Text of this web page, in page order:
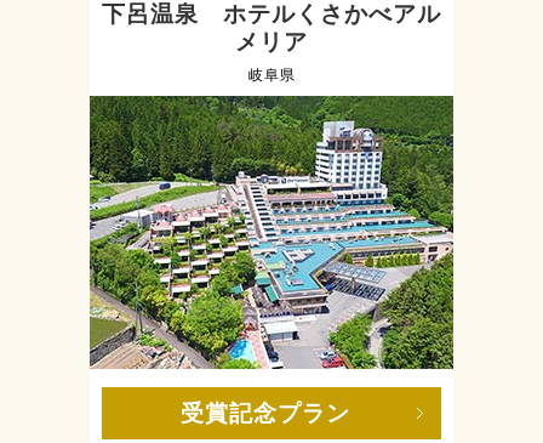
下呂温泉 ホテルくさかべアル
メリア
岐阜県
受賞記念プラン